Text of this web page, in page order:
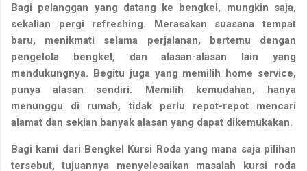
Bagi pelanggan yang datang ke bengkel, mungkin saja,
sekalian pergi refreshing. Merasakan suasana tempat
baru, menikmati selama perjalanan, bertemu dengan
pengelola bengkel, dan alasan-alasan lain yang
mendukungnya. Begitu juga yang memilih home service,
punya alasan sendiri. Memilih kemudahan, hanya
menunggu di rumah, tidak perlu repot-repot mencari
alamat dan sekian banyak alasan yang dapat dikemukakan.
Bagi kami dari Bengkel Kursi Roda yang mana saja pilihan
tersebut, tujuannya menyelesaikan masalah kursi roda